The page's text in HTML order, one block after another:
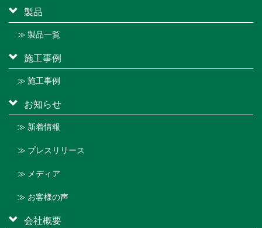
製品
≫ 製品一覧
施工事例
≫ 施工事例
お知らせ
≫ 新着情報
≫ プレスリリース
≫ メディア
≫ お客様の声
会社概要